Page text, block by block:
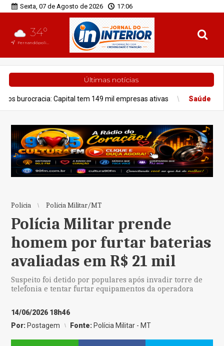
Sexta, 07 de Agosto de 2026 17:06
34°
Fernandópolis, SP
Últimas notícias
tem 149 mil empresas ativas Saúde Prefeitura anuncia nova
Polícia Polícia Militar/MT
Polícia Militar prende
homem por furtar baterias
avaliadas em R$ 21 mil
Suspeito foi detido por populares após invadir torre de
telefonia e tentar furtar equipamentos da operadora
14/06/2026 18h46
Por: Postagem Fonte: Polícia Militar - MT